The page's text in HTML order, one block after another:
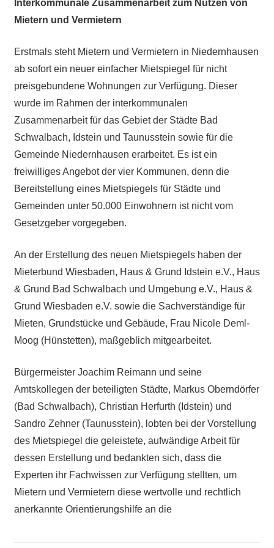
Interkommunale Zusammenarbeit zum Nutzen von
Mietern und Vermietern
Erstmals steht Mietern und Vermietern in Niedernhausen
ab sofort ein neuer einfacher Mietspiegel für nicht
preisgebundene Wohnungen zur Verfügung. Dieser
wurde im Rahmen der interkommunalen
Zusammenarbeit für das Gebiet der Städte Bad
Schwalbach, Idstein und Taunusstein sowie für die
Gemeinde Niedernhausen erarbeitet. Es ist ein
freiwilliges Angebot der vier Kommunen, denn die
Bereitstellung eines Mietspiegels für Städte und
Gemeinden unter 50.000 Einwohnern ist nicht vom
Gesetzgeber vorgegeben.
An der Erstellung des neuen Mietspiegels haben der
Mieterbund Wiesbaden, Haus & Grund Idstein e.V., Haus
& Grund Bad Schwalbach und Umgebung e.V., Haus &
Grund Wiesbaden e.V. sowie die Sachverständige für
Mieten, Grundstücke und Gebäude, Frau Nicole Deml-
Moog (Hünstetten), maßgeblich mitgearbeitet.
Bürgermeister Joachim Reimann und seine
Amtskollegen der beteiligten Städte, Markus Oberndörfer
(Bad Schwalbach), Christian Herfurth (Idstein) und
Sandro Zehner (Taunusstein), lobten bei der Vorstellung
des Mietspiegel die geleistete, aufwändige Arbeit für
dessen Erstellung und bedankten sich, dass die
Experten ihr Fachwissen zur Verfügung stellten, um
Mietern und Vermietern diese wertvolle und rechtlich
anerkannte Orientierungshilfe an die